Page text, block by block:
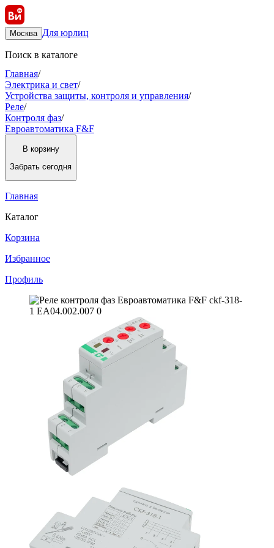
Москва Для юрлиц
Поиск в каталоге
Главная/
Электрика и свет/
Устройства защиты, контроля и управления/
Реле/
Контроля фаз/
Евроавтоматика F&F
В корзину
Забрать сегодня
Главная
Каталог
Корзина
Избранное
Профиль